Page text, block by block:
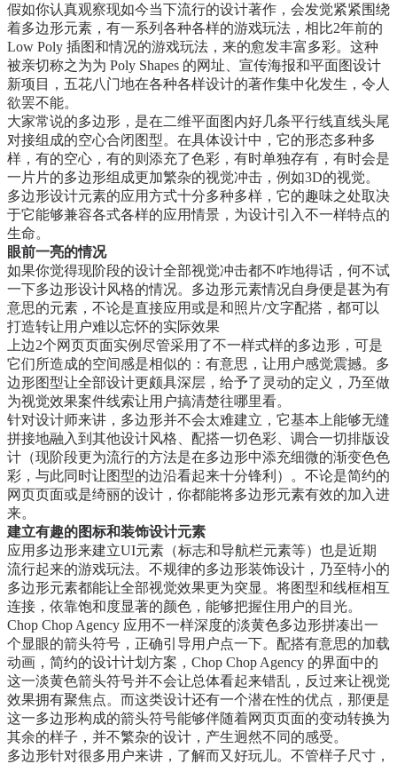
假如你认真观察现如今当下流行的设计著作，会发觉紧紧围绕
着多边形元素，有一系列各种各样的游戏玩法，相比2年前的
Low Poly 插图和情况的游戏玩法，来的愈发丰富多彩。这种
被亲切称之为为 Poly Shapes 的网址、宣传海报和平面图设计
新项目，五花八门地在各种各样设计的著作集中化发生，令人
欲罢不能。
大家常说的多边形，是在二维平面图内好几条平行线直线头尾
对接组成的空心合闭图型。在具体设计中，它的形态多种多
样，有的空心，有的则添充了色彩，有时单独存有，有时会是
一片片的多边形组成更加繁杂的视觉冲击，例如3D的视觉。
多边形设计元素的应用方式十分多种多样，它的趣味之处取决
于它能够兼容各式各样的应用情景，为设计引入不一样特点的
生命。
眼前一亮的情况
如果你觉得现阶段的设计全部视觉冲击都不咋地得话，何不试
一下多边形设计风格的情况。多边形元素情况自身便是甚为有
意思的元素，不论是直接应用或是和照片/文字配搭，都可以
打造转让用户难以忘怀的实际效果
上边2个网页页面实例尽管采用了不一样式样的多边形，可是
它们所造成的空间感是相似的：有意思，让用户感觉震撼。多
边形图型让全部设计更颇具深层，给予了灵动的定义，乃至做
为视觉效果案件线索让用户搞清楚往哪里看。
针对设计师来讲，多边形并不会太难建立，它基本上能够无缝
拼接地融入到其他设计风格、配搭一切色彩、调合一切排版设
计（现阶段更为流行的方法是在多边形中添充细微的渐变色色
彩，与此同时让图型的边沿看起来十分锋利）。不论是简约的
网页页面或是绮丽的设计，你都能将多边形元素有效的加入进
来。
建立有趣的图标和装饰设计元素
应用多边形来建立UI元素（标志和导航栏元素等）也是近期
流行起来的游戏玩法。不规律的多边形装饰设计，乃至特小的
多边形元素都能让全部视觉效果更为突显。将图型和线框相互
连接，依靠饱和度显著的颜色，能够把握住用户的目光。
Chop Chop Agency 应用不一样深度的淡黄色多边形拼凑出一
个显眼的箭头符号，正确引导用户点一下。配搭有意思的加载
动画，简约的设计计划方案，Chop Chop Agency 的界面中的
这一淡黄色箭头符号并不会让总体看起来错乱，反过来让视觉
效果拥有聚焦点。而这类设计还有一个潜在性的优点，那便是
这一多边形构成的箭头符号能够伴随着网页页面的变动转换为
其余的样子，并不繁杂的设计，产生迥然不同的感受。
多边形针对很多用户来讲，了解而又好玩儿。不管样子尺寸，